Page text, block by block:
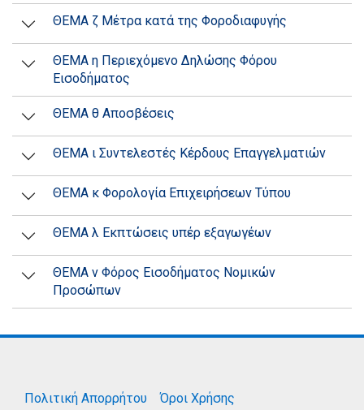
ΘΕΜΑ ζ Μέτρα κατά της Φοροδιαφυγής
ΘΕΜΑ η Περιεχόμενο Δηλώσης Φόρου
Εισοδήματος
ΘΕΜΑ θ Αποσβέσεις
ΘΕΜΑ ι Συντελεστές Κέρδους Επαγγελματιών
ΘΕΜΑ κ Φορολογία Επιχειρήσεων Τύπου
ΘΕΜΑ λ Εκπτώσεις υπέρ εξαγωγέων
ΘΕΜΑ ν Φόρος Εισοδήματος Νομικών
Προσώπων
Πολιτική Απορρήτου Όροι Χρήσης